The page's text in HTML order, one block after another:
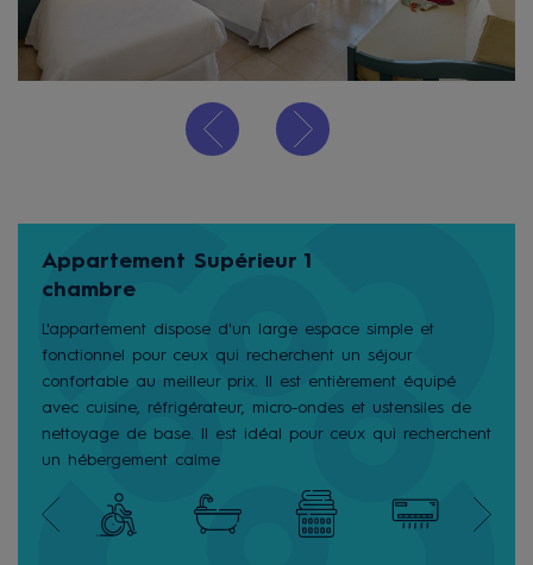
Appartement Supérieur 1
chambre
L'appartement dispose d'un large espace simple et
fonctionnel pour ceux qui recherchent un séjour
confortable au meilleur prix. Il est entièrement équipé
avec cuisine, réfrigérateur, micro-ondes et ustensiles de
nettoyage de base. Il est idéal pour ceux qui recherchent
un hébergement calme